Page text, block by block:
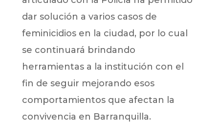
dar solución a varios casos de
feminicidios en la ciudad, por lo cual
se continuará brindando
herramientas a la institución con el
fin de seguir mejorando esos
comportamientos que afectan la
convivencia en Barranquilla.